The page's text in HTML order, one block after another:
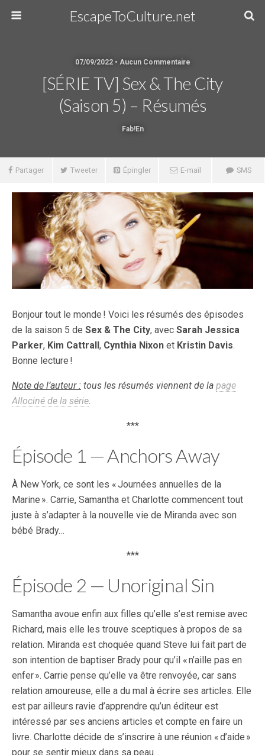
EscapeToCulture.net
07/09/2022 • Aucun Commentaire
[SÉRIE TV] Sex & The City
(saison 5) – Résumés
Fab!en
Partager Tweeter Épingler E-mail SMS
Bonjour tout le monde ! Voici les résumés des épisodes
de la saison 5 de Sex & The City, avec Sarah Jessica
Parker, Kim Cattrall, Cynthia Nixon et Kristin Davis.
Bonne lecture !
Note de l’auteur : tous les résumés viennent de la page
Allociné de la série.
***
Épisode 1 — Anchors Away
À New York, ce sont les « Journées annuelles de la
Marine ». Carrie, Samantha et Charlotte commencent tout
juste à s’adapter à la nouvelle vie de Miranda avec son
bébé Brady…
***
Épisode 2 — Unoriginal Sin
Samantha avoue enfin aux filles qu’elle s’est remise avec
Richard, mais elle les trouve sceptiques à propos de sa
relation. Miranda est choquée quand Steve lui fait part de
son intention de baptiser Brady pour qu’il « n’aille pas en
enfer ». Carrie pense qu’elle va être renvoyée, car sans
relation amoureuse, elle a du mal à écrire ses articles. Elle
est par ailleurs ravie d’apprendre qu’un éditeur est
intéressé par ses anciens articles et compte en faire un
livre. Charlotte décide de s’inscrire à une réunion « d’aide »
pour se sentir mieux dans sa peau…